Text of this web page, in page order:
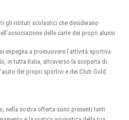
gli istituti scolastici che desiderano
delle carte dei propri alunni.
impegna a promuovere l’attività sportiva
in tutta Italia, attraverso la scoperta di
dei propri sportivi e dei Club Gold.
nella nostra offerta sono presenti tanti